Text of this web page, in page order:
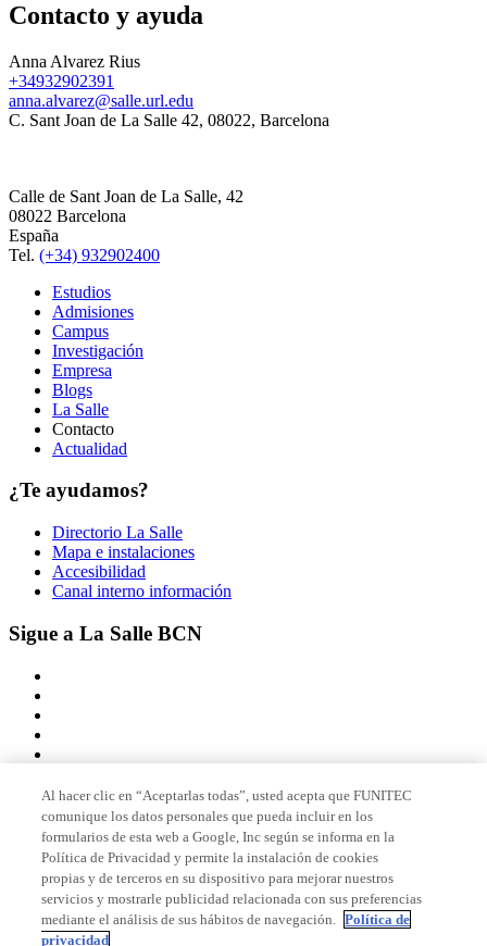
Contacto y ayuda
Anna Alvarez Rius
+34932902391
anna.alvarez@salle.url.edu
C. Sant Joan de La Salle 42, 08022, Barcelona
Calle de Sant Joan de La Salle, 42
08022 Barcelona
España
Tel. (+34) 932902400
Estudios
Admisiones
Campus
Investigación
Empresa
Blogs
La Salle
Contacto
Actualidad
¿Te ayudamos?
Directorio La Salle
Mapa e instalaciones
Accesibilidad
Canal interno información
Sigue a La Salle BCN
Miembro de
Acreditaciones
Al hacer clic en “Aceptarlas todas”, usted acepta que FUNITEC
comunique los datos personales que pueda incluir en los
formularios de esta web a Google, Inc según se informa en la
Política de Privacidad y permite la instalación de cookies
propias y de terceros en su dispositivo para mejorar nuestros
servicios y mostrarle publicidad relacionada con sus preferencias
mediante el análisis de sus hábitos de navegación. Política de
privacidad